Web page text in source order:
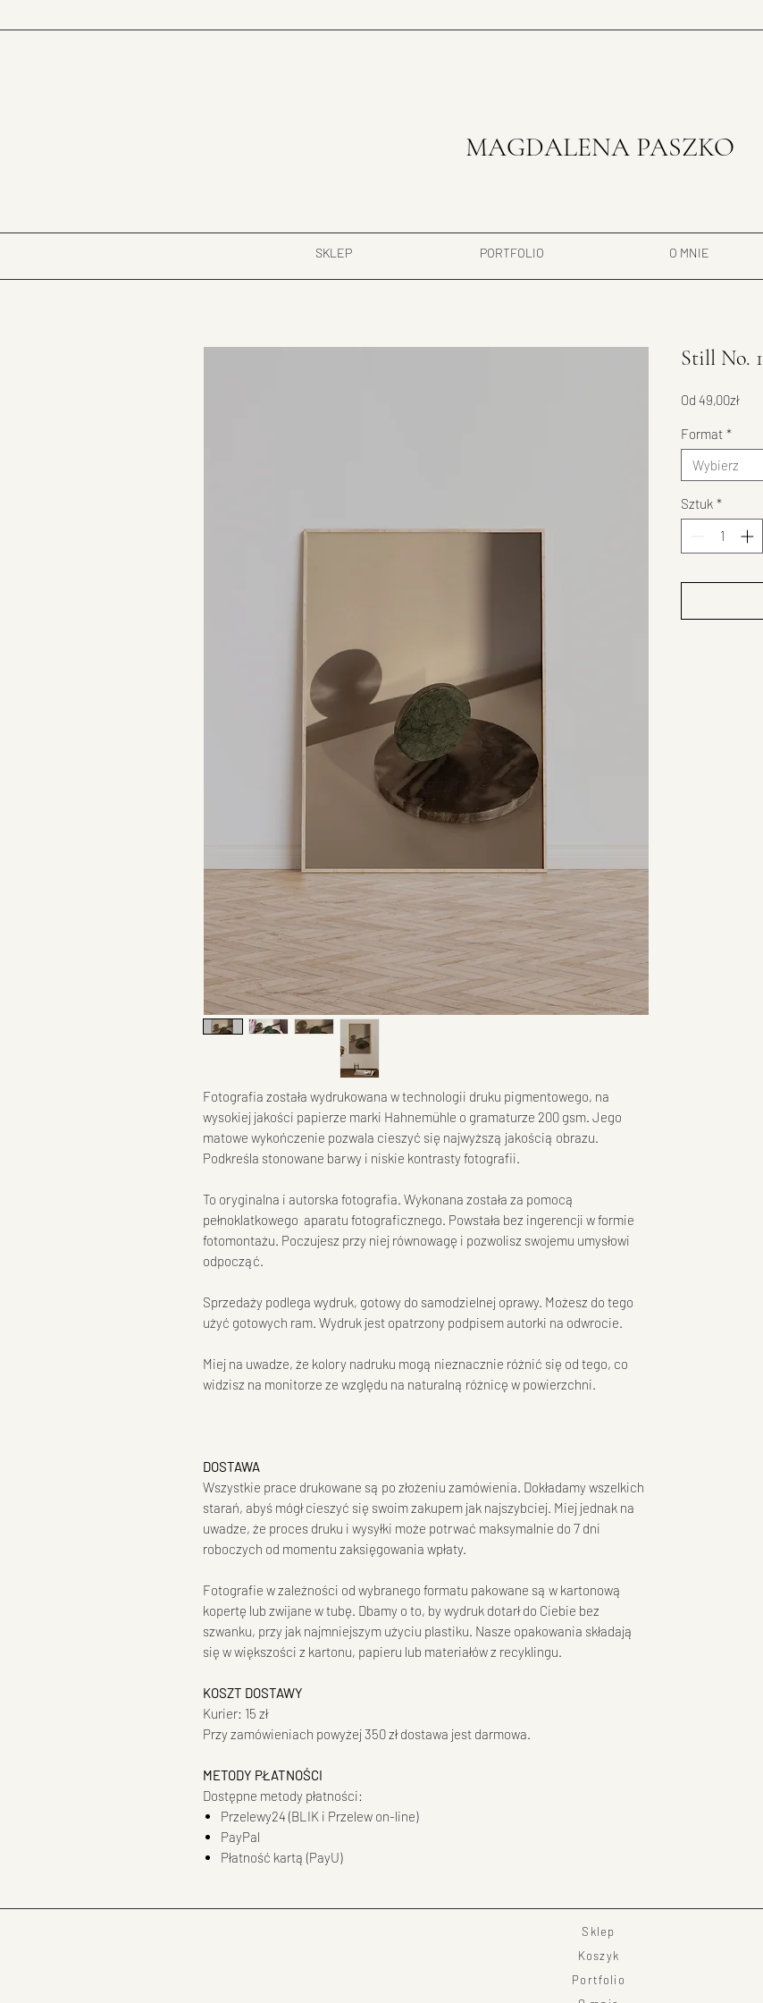
MAGDALENA PASZKO
SKLEP PORTFOLIO O MNIE
Fotografia została wydrukowana w technologii druku pigmentowego, na
wysokiej jakości papierze marki Hahnemühle o gramaturze 200 gsm. Jego
matowe wykończenie pozwala cieszyć się najwyższą jakością obrazu.
Podkreśla stonowane barwy i niskie kontrasty fotografii.
To oryginalna i autorska fotografia. Wykonana została za pomocą
pełnoklatkowego aparatu fotograficznego. Powstała bez ingerencji w formie
fotomontażu. Poczujesz przy niej równowagę i pozwolisz swojemu umysłowi
odpocząć.
Sprzedaży podlega wydruk, gotowy do samodzielnej oprawy. Możesz do tego
użyć gotowych ram. Wydruk jest opatrzony podpisem autorki na odwrocie.
Miej na uwadze, że kolory nadruku mogą nieznacznie różnić się od tego, co
widzisz na monitorze ze względu na naturalną różnicę w powierzchni.
DOSTAWA
Wszystkie prace drukowane są po złożeniu zamówienia. Dokładamy wszelkich
starań, abyś mógł cieszyć się swoim zakupem jak najszybciej. Miej jednak na
uwadze, że proces druku i wysyłki może potrwać maksymalnie do 7 dni
roboczych od momentu zaksięgowania wpłaty.
Fotografie w zależności od wybranego formatu pakowane są w kartonową
kopertę lub zwijane w tubę. Dbamy o to, by wydruk dotarł do Ciebie bez
szwanku, przy jak najmniejszym użyciu plastiku. Nasze opakowania składają
się w większości z kartonu, papieru lub materiałów z recyklingu.
KOSZT DOSTAWY
Kurier: 15 zł
Przy zamówieniach powyżej 350 zł dostawa jest darmowa.
METODY PŁATNOŚCI
Dostępne metody płatności:
Przelewy24 (BLIK i Przelew on-line)
PayPal
Płatność kartą (PayU)
Still No. 1
Od 49,00złCena
Format *
Wybierz
Sztuk *
Sklep
Koszyk
Portfolio